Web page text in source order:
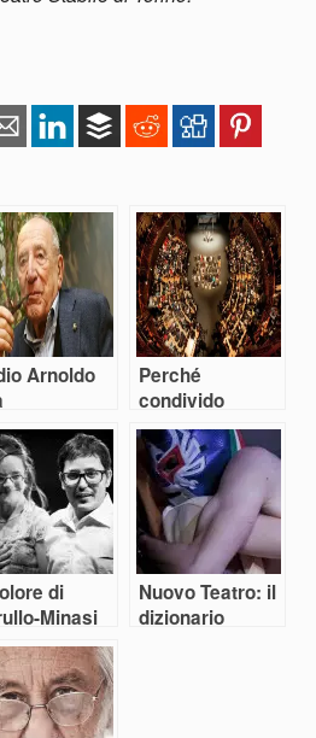
Arnoldo
Perché
condivido
l’appello sul
“Teatro
assente”
di
Minasi
Nuovo Teatro: il
dizionario